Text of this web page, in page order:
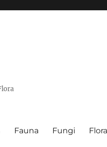
Fauna Fungi Flora